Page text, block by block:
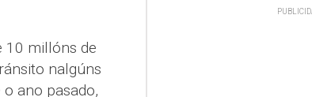
10 millóns de
nalgúns
ano pasado,